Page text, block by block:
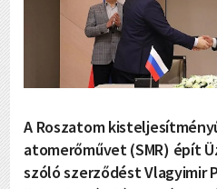
A Roszatom
atomerőművet (SMR) épít
szóló szerződést Vlagyimir